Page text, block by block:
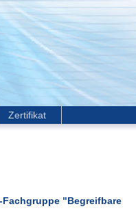
Zertifikat
Fachgruppe "Begreifbare